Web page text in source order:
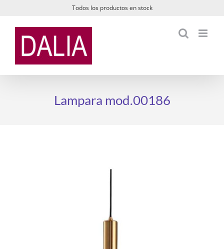
contenido
Todos los productos en stock
Lampara mod.00186